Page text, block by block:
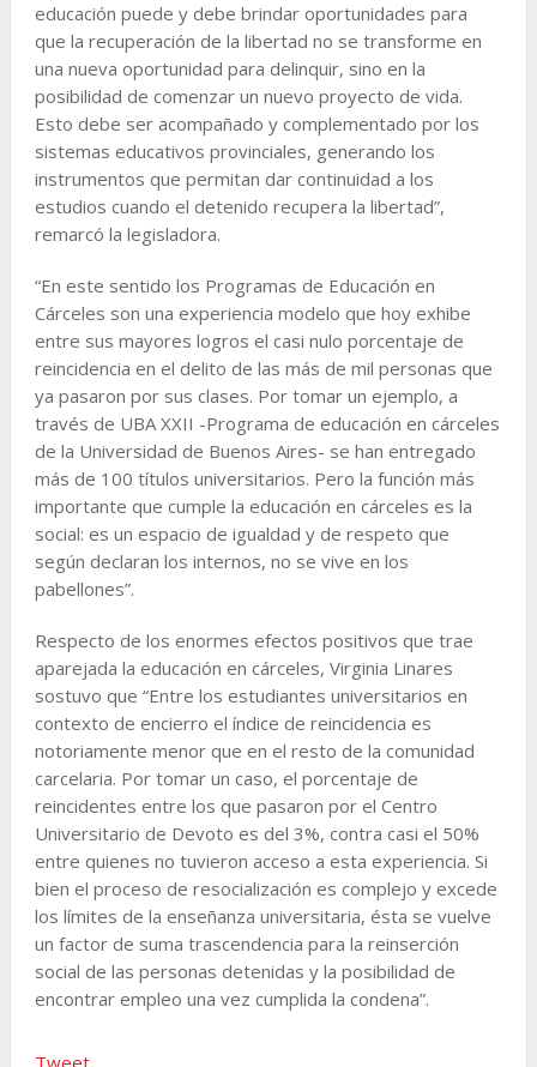
educación puede y debe brindar oportunidades para
que la recuperación de la libertad no se transforme en
una nueva oportunidad para delinquir, sino en la
posibilidad de comenzar un nuevo proyecto de vida.
Esto debe ser acompañado y complementado por los
sistemas educativos provinciales, generando los
instrumentos que permitan dar continuidad a los
estudios cuando el detenido recupera la libertad”,
remarcó la legisladora.
“En este sentido los Programas de Educación en
Cárceles son una experiencia modelo que hoy exhibe
entre sus mayores logros el casi nulo porcentaje de
reincidencia en el delito de las más de mil personas que
ya pasaron por sus clases. Por tomar un ejemplo, a
través de UBA XXII -Programa de educación en cárceles
de la Universidad de Buenos Aires- se han entregado
más de 100 títulos universitarios. Pero la función más
importante que cumple la educación en cárceles es la
social: es un espacio de igualdad y de respeto que
según declaran los internos, no se vive en los
pabellones”.
Respecto de los enormes efectos positivos que trae
aparejada la educación en cárceles, Virginia Linares
sostuvo que “Entre los estudiantes universitarios en
contexto de encierro el índice de reincidencia es
notoriamente menor que en el resto de la comunidad
carcelaria. Por tomar un caso, el porcentaje de
reincidentes entre los que pasaron por el Centro
Universitario de Devoto es del 3%, contra casi el 50%
entre quienes no tuvieron acceso a esta experiencia. Si
bien el proceso de resocialización es complejo y excede
los límites de la enseñanza universitaria, ésta se vuelve
un factor de suma trascendencia para la reinserción
social de las personas detenidas y la posibilidad de
encontrar empleo una vez cumplida la condena”.
Tweet